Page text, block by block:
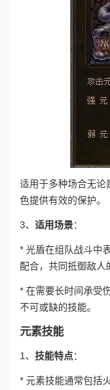
适用于多种场合无论
色提供有效的保护。
3、 适用场景：
* 光盾在组队战斗中
配合，共同抵御敌人
* 在需要长时间承受
不可或缺的技能。
元素技能
1、 技能特点：
* 元素技能通常包括